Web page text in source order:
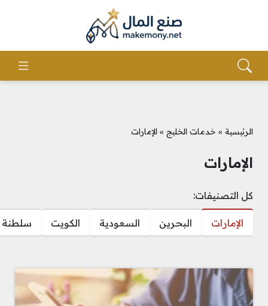
الرئيسية » خدمات الخليج » الإمارات
الإمارات
كل التصنيفات:
الإمارات البحرين السعودية الكويت سلطنة